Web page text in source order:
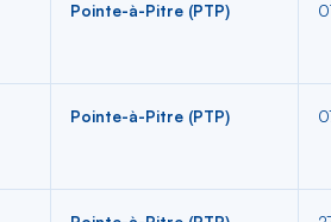
Pointe-à-Pitre (PTP)
Pointe-à-Pitre (PTP)